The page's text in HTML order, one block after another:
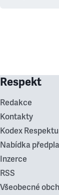
Respekt
Redakce
Kontakty
Kodex Respektu
Nabídka
Inzerce
RSS
Všeobecné